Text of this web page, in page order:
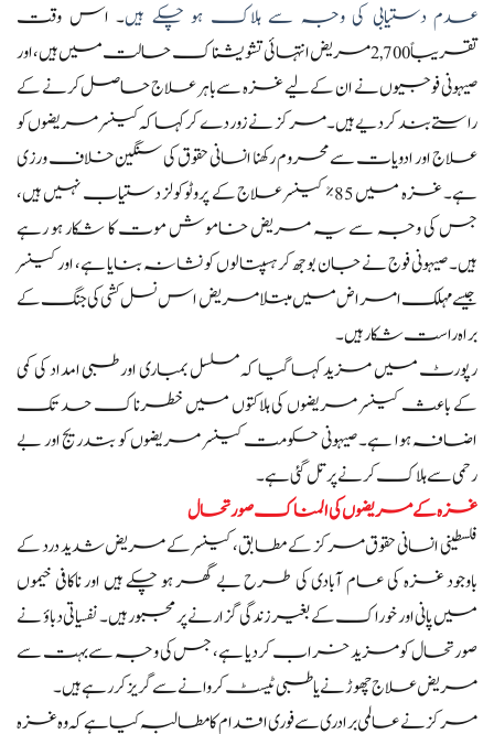
عدم دستیابی کی وجہ سے ہلاک ہو چکے ہیں۔ اس وقت
تقریباً 2,700 مریض انتہائی تشویشناک حالت میں ہیں، اور
صیہونی فوجیوں نے ان کے لیے غزہ سے باہر علاج حاصل کرنے کے
راستے بند کر دیے ہیں۔ مرکز نے زور دے کر کہا کہ کینسر مریضوں کو
علاج اور ادویات سے محروم رکھنا انسانی حقوق کی سنگین خلاف ورزی
ہے۔ غزہ میں 85% کینسر علاج کے پروٹوکولز دستیاب نہیں ہیں،
جس کی وجہ سے یہ مریض خاموش موت کا شکار ہو رہے
ہیں۔ صیہونی فوج نے جان بوجھ کر ہسپتالوں کو نشانہ بنایا ہے، اور کینسر
جیسے مہلک امراض میں مبتلا مریض اس نسل کشی کی جنگ کے
براہ راست شکار ہیں۔
رپورٹ میں مزید کہا گیا کہ مسلسل بمباری اور طبی امداد کی کمی
کے باعث کینسر مریضوں کی ہلاکتوں میں خطرناک حد تک
اضافہ ہوا ہے۔ صیہونی حکومت کینسر مریضوں کو بتدریج اور بے
رحمی سے ہلاک کرنے پر تل گئی ہے۔
غزہ کے مریضوں کی المناک صورتحال
فلسطینی انسانی حقوق مرکز کے مطابق، کینسر کے مریض شدید درد کے
باوجود غزہ کی عام آبادی کی طرح بے گھر ہو چکے ہیں اور ناکافی خیموں
میں پانی اور خوراک کے بغیر زندگی گزارنے پر مجبور ہیں۔ نفسیاتی دباؤ نے
صورتحال کو مزید خراب کر دیا ہے، جس کی وجہ سے بہت سے
مریض علاج چھوڑنے یا طبی ٹیسٹ کروانے سے گریز کر رہے ہیں۔
مرکز نے عالمی برادری سے فوری اقدام کا مطالبہ کیا ہے کہ وہ غزہ